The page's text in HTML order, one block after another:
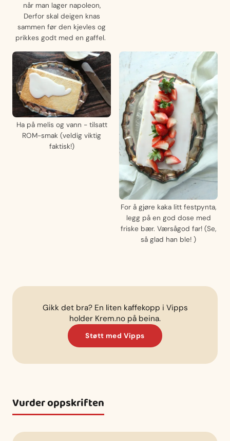
når man lager napoleon,
Derfor skal deigen knas
sammen før den kjevles og
prikkes godt med en gaffel.
Ha på melis og vann - tilsatt
ROM-smak (veldig viktig
faktisk!)
For å gjøre kaka litt festpynta,
legg på en god dose med
friske bær. Værsågod far! (Se,
så glad han ble! )
Gikk det bra? En liten kaffekopp i Vipps
holder Krem.no på beina.
Støtt med Vipps
Vurder oppskriften